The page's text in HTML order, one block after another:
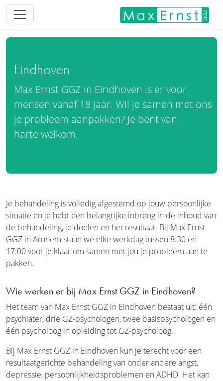
Eindhoven
Max Ernst GGZ in Eindhoven is er voor
mensen vanaf 18 jaar. Wil je samen met ons
je probleem aanpakken? Je bent van
harte welkom.
Je behandeling is volledig afgestemd op jouw persoonlijke
situatie en je hebt een belangrijke inbreng in de inhoud van
de behandeling, je doelen en het resultaat. Bij Max Ernst
GGZ in Arnhem staan we elke werkdag tussen 8:30 en
17:00 voor je klaar om samen met jou je probleem aan te
pakken.
Wie werken er bij Max Ernst GGZ in Eindhoven?
Het team van Max Ernst GGZ in Eindhoven bestaat uit: één
psychiater, drie GZ-psychologen, twee basispsychologen en
één psycholoog in opleiding tot GZ-psycholoog.
Bij Max Ernst GGZ in Eindhoven kun je terecht voor een
resultaatgerichte behandeling van onder andere angst,
depressie, persoonlijkheidsproblemen en ADHD. Het kan